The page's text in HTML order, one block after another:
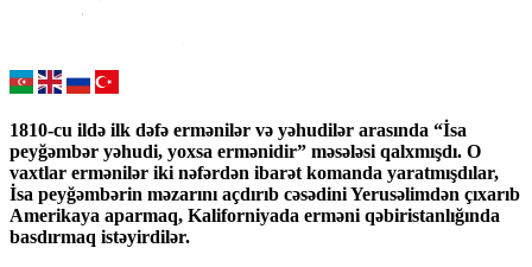
1810-cu ildə ilk dəfə ermənilər və yəhudilər arasında “İsa
peyğəmbər yəhudi, yoxsa ermənidir” məsələsi qalxmışdı. O
vaxtlar ermənilər iki nəfərdən ibarət komanda yaratmışdılar,
İsa peyğəmbərin məzarını açdırıb cəsədini Yerusəlimdən çıxarıb
Amerikaya aparmaq, Kaliforniyada erməni qəbiristanlığında
basdırmaq istəyirdilər.